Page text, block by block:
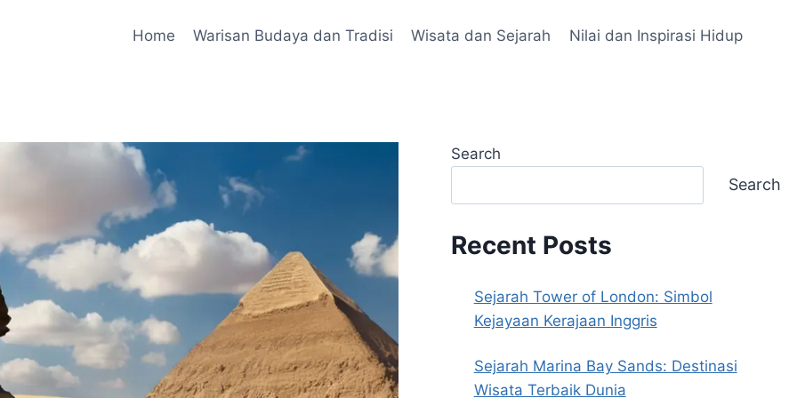
Home Warisan Budaya dan Tradisi Wisata dan Sejarah Nilai dan Inspirasi Hidup
Search
Search
Recent Posts
Sejarah Tower of London: Simbol
Kejayaan Kerajaan Inggris
Sejarah Marina Bay Sands: Destinasi
Wisata Terbaik Dunia